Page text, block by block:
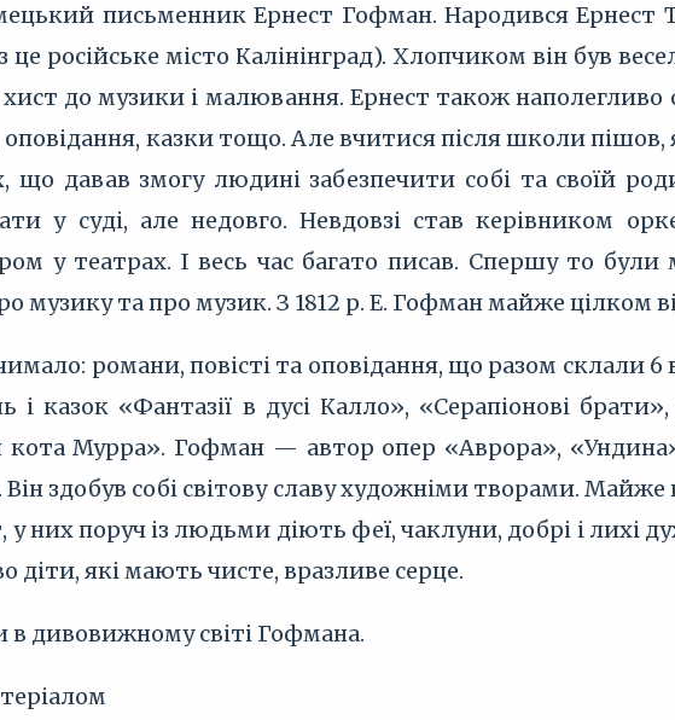
письменник Ернест Гофман. Народився Ернест
це російське місто Калінінград). Хлопчиком він був
до музики і малювання. Ернест також наполегливо
казки тощо. Але вчитися після школи пішов,
що давав змогу людині забезпечити собі та своїй
у суді, але недовго. Невдовзі став керівником
у театрах. І весь час багато писав. Спершу то були
музику та про музик. З 1812 р. Е. Гофман майже цілком
романи, повісті та оповідання, що разом склали
і казок «Фантазії в дусі Калло», «Серапіонові
Мурра». Гофман — автор опер «Аврора»,
здобув собі світову славу художніми творами. Майже
них поруч із людьми діють феї, чаклуни, добрі і лихі
які мають чисте, вразливе серце.
дивовижному світі Гофмана.